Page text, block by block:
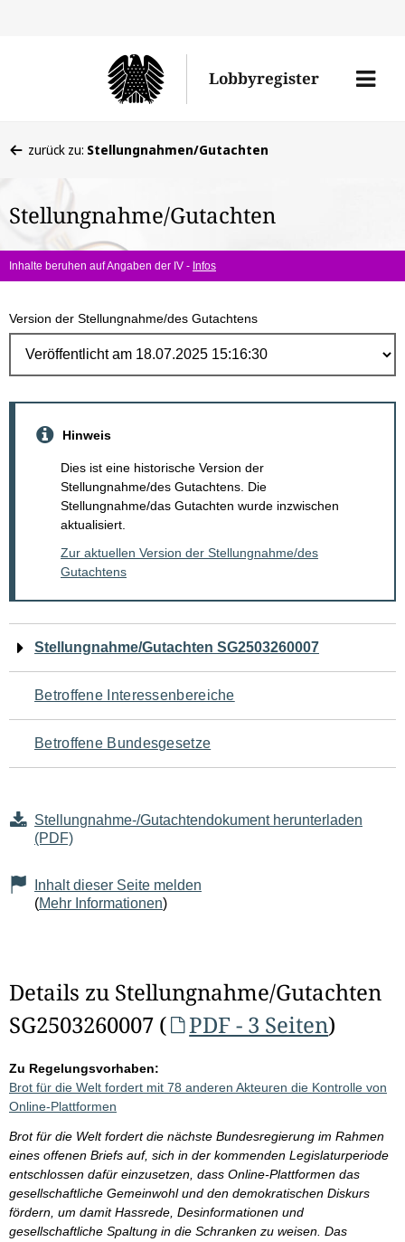
Lobbyregister
Menü
befinden
hier:
zurück zu: Stellungnahmen/Gutachten
Stellungnahme/Gutachten
Inhalte beruhen auf Angaben der IV - Infos
Version der Stellungnahme/des Gutachtens
Hinweis
Dies ist eine historische Version der
Stellungnahme/des Gutachtens. Die
Stellungnahme/das Gutachten wurde inzwischen
aktualisiert.
Zur aktuellen Version der Stellungnahme/des
Gutachtens
Navigation
für
den
Seiteninhalt
Stellungnahme/Gutachten SG2503260007
Betroffene Interessenbereiche
Betroffene Bundesgesetze
Stellungnahme-/Gutachtendokument herunterladen
(PDF)
Inhalt dieser Seite melden
(Mehr Informationen)
Details zu Stellungnahme/Gutachten
SG2503260007 (
PDF - 3 Seiten)
Zu Regelungsvorhaben:
Brot für die Welt fordert mit 78 anderen Akteuren die Kontrolle von
Online-Plattformen
Brot für die Welt fordert die nächste Bundesregierung im Rahmen
eines offenen Briefs auf, sich in der kommenden Legislaturperiode
entschlossen dafür einzusetzen, dass Online-Plattformen das
gesellschaftliche Gemeinwohl und den demokratischen Diskurs
fördern, um damit Hassrede, Desinformationen und
gesellschaftliche Spaltung in die Schranken zu weisen. Das